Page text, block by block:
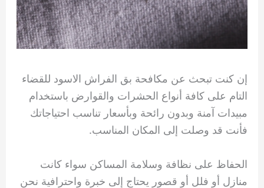
إن كنت تبحث عن مكافحة بق الفراش الاسود للقضاء
التام على كافة أنواع الحشرات والقوارض باستخدام
مبيدات آمنة وبدون رائحة وبأسعار تناسب احتياجاتك
فأنت قد وصلت إلى المكان المناسب.
الحفاظ على نظافة وسلامة المساكن سواء كانت
منازل أو فلل أو قصور يحتاج إلى خبرة واحترافية نحن